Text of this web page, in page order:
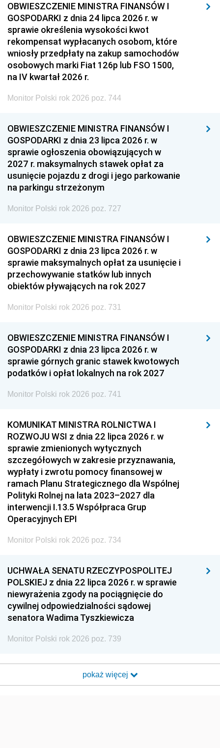
OBWIESZCZENIE MINISTRA FINANSÓW I
GOSPODARKI z dnia 24 lipca 2026 r. w
sprawie określenia wysokości kwot
rekompensat wypłacanych osobom, które
wniosły przedpłaty na zakup samochodów
osobowych marki Fiat 126p lub FSO 1500,
na IV kwartał 2026 r.
Monitor Polski rok 2026 poz. 744
OBWIESZCZENIE MINISTRA FINANSÓW I
GOSPODARKI z dnia 23 lipca 2026 r. w
sprawie ogłoszenia obowiązujących w
2027 r. maksymalnych stawek opłat za
usunięcie pojazdu z drogi i jego parkowanie
na parkingu strzeżonym
Monitor Polski rok 2026 poz. 727
OBWIESZCZENIE MINISTRA FINANSÓW I
GOSPODARKI z dnia 23 lipca 2026 r. w
sprawie maksymalnych opłat za usunięcie i
przechowywanie statków lub innych
obiektów pływających na rok 2027
Monitor Polski rok 2026 poz. 731
OBWIESZCZENIE MINISTRA FINANSÓW I
GOSPODARKI z dnia 23 lipca 2026 r. w
sprawie górnych granic stawek kwotowych
podatków i opłat lokalnych na rok 2027
Monitor Polski rok 2026 poz. 741
KOMUNIKAT MINISTRA ROLNICTWA I
ROZWOJU WSI z dnia 22 lipca 2026 r. w
sprawie zmienionych wytycznych
szczegółowych w zakresie przyznawania,
wypłaty i zwrotu pomocy finansowej w
ramach Planu Strategicznego dla Wspólnej
Polityki Rolnej na lata 2023–2027 dla
interwencji I.13.5 Współpraca Grup
Operacyjnych EPI
Monitor Polski rok 2026 poz. 734
UCHWAŁA SENATU RZECZYPOSPOLITEJ
POLSKIEJ z dnia 22 lipca 2026 r. w sprawie
niewyrażenia zgody na pociągnięcie do
cywilnej odpowiedzialności sądowej
senatora Wadima Tyszkiewicza
Monitor Polski rok 2026 poz. 739
pokaż więcej